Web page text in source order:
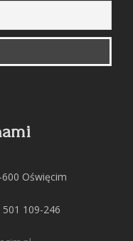
Oświęcim
109-246